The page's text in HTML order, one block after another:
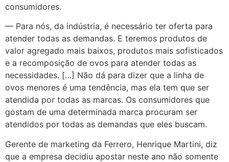
consumidores.
— Para nós, da indústria, é necessário ter oferta para
atender todas as demandas. E teremos produtos de
valor agregado mais baixos, produtos mais sofisticados
e a recomposição de ovos para atender todas as
necessidades. […] Não dá para dizer que a linha de
ovos menores é uma tendência, mas ela tem que ser
atendida por todas as marcas. Os consumidores que
gostam de uma determinada marca procuram ser
atendidos por todas as demandas que eles buscam.
Gerente de marketing da Ferrero, Henrique Martini, diz
que a empresa decidiu apostar neste ano não somente